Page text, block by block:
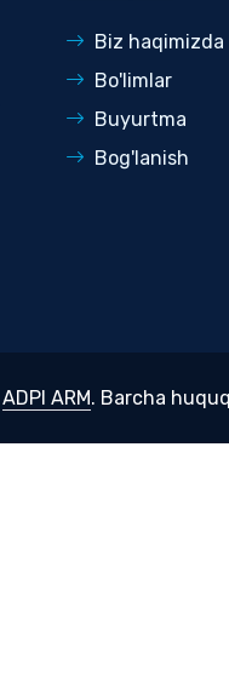
Biz haqimizda
Bo'limlar
Buyurtma
Bog'lanish
ADPI ARM. Barcha